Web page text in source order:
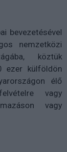
bevezetésével
nemzetközi
köztük
ezer külföldön
élő
vagy
vagy